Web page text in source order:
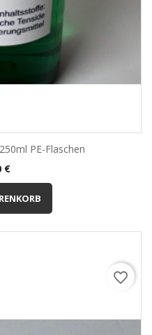
PE-Flaschen
€
favorite_border